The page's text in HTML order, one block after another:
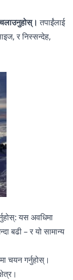
तपाईंलाई
र निस्सन्देह,
यस अवधिमा
बढी – र यो सामान्य
चयन गर्नुहोस्।